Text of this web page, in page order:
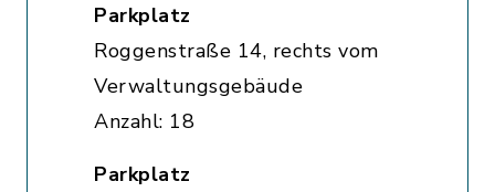
Parkplatz
Roggenstraße 14, rechts vom
Verwaltungsgebäude
Anzahl: 18
Parkplatz